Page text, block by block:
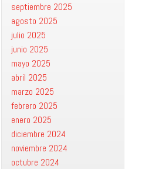
septiembre 2025
agosto 2025
julio 2025
junio 2025
mayo 2025
abril 2025
marzo 2025
febrero 2025
enero 2025
diciembre 2024
noviembre 2024
octubre 2024